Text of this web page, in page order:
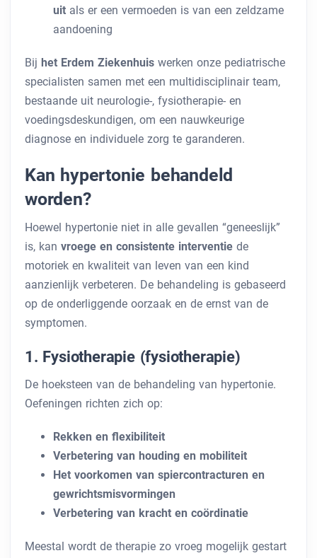
uit als er een vermoeden is van een zeldzame
aandoening
Bij het Erdem Ziekenhuis werken onze pediatrische
specialisten samen met een multidisciplinair team,
bestaande uit neurologie-, fysiotherapie- en
voedingsdeskundigen, om een ​​nauwkeurige
diagnose en individuele zorg te garanderen.
Kan hypertonie behandeld
worden?
Hoewel hypertonie niet in alle gevallen “geneeslijk”
is, kan vroege en consistente interventie de
motoriek en kwaliteit van leven van een kind
aanzienlijk verbeteren. De behandeling is gebaseerd
op de onderliggende oorzaak en de ernst van de
symptomen.
1. Fysiotherapie (fysiotherapie)
De hoeksteen van de behandeling van hypertonie.
Oefeningen richten zich op:
Rekken en flexibiliteit
Verbetering van houding en mobiliteit
Het voorkomen van spiercontracturen en
gewrichtsmisvormingen
Verbetering van kracht en coördinatie
Meestal wordt de therapie zo vroeg mogelijk gestart